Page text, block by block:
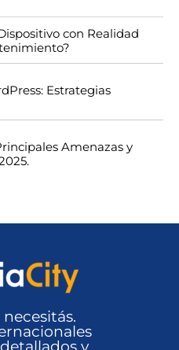
con Realidad
Estrategias
Amenazas y